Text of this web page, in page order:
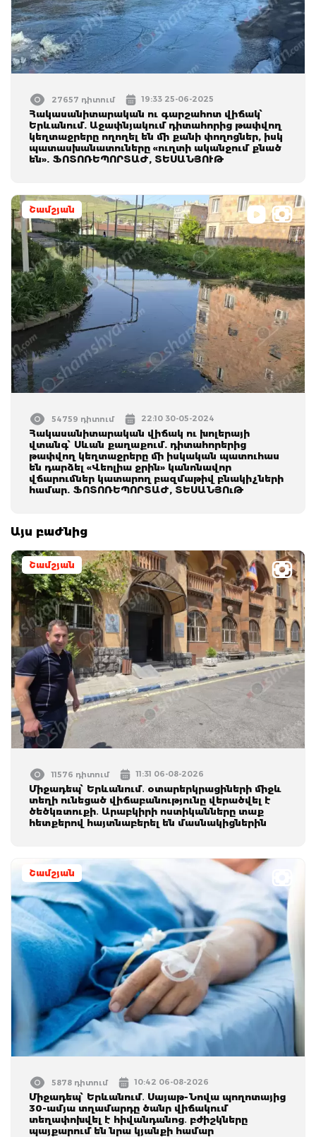
27657 դիտում 19:33 25-06-2025
Հակասանիտարական ու գարշահոտ վիճակ՝
Երևանում. Աջափնյակում դիտահորից թափվող
կեղտաջրերը ողողել են մի քանի փողոցներ, իսկ
պատասխանատուները «ուղտի ականջում քնած
են». ՖՈՏՈՌԵՊՈՐՏԱԺ, ՏԵՍԱՆՅՈՒԹ
Շամշյան
54759 դիտում 22:10 30-05-2024
Հակասանիտարական վիճակ ու խոլերայի
վտանգ՝ Սևան քաղաքում. դիտահորերից
թափվող կեղտաջրերը մի իսկական պատուհաս
են դարձել «Վեոլիա ջրին» կանոնավոր
վճարումներ կատարող բազմաթիվ բնակիչների
համար. ՖՈՏՈՌԵՊՈՐՏԱԺ, ՏԵՍԱՆՅՈւԹ
Այս բաժնից
Շամշյան
11576 դիտում 11:31 06-08-2026
Միջադեպ՝ Երևանում․ օտարերկրացիների միջև
տեղի ունեցած վիճաբանությունը վերածվել է
ծեծկռտուքի․ Արաբկիրի ոստիկանները տաք
հետքերով հայտնաբերել են մասնակիցներին
Շամշյան
5878 դիտում 10:42 06-08-2026
Միջադեպ՝ Երևանում․ Սայաթ-Նովա պողոտայից
30-ամյա տղամարդը ծանր վիճակում
տեղափոխվել է հիվանդանոց․ բժիշկները
պայքարում են նրա կյանքի համար